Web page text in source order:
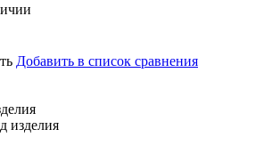
Добавить в список сравнения
изделия